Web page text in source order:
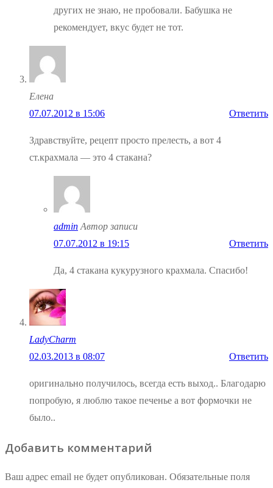
других не знаю, не пробовали. Бабушка не
рекомендует, вкус будет не тот.
Елена
07.07.2012 в 15:06
Ответить
Здравствуйте, рецепт просто прелесть, а вот 4
ст.крахмала — это 4 стакана?
admin Автор записи
07.07.2012 в 19:15
Ответить
Да, 4 стакана кукурузного крахмала. Спасибо!
LadyCharm
02.03.2013 в 08:07
Ответить
оригинально получилось, всегда есть выход.. Благодарю
попробую, я люблю такое печенье а вот формочки не
было..
Добавить комментарий
Ваш адрес email не будет опубликован. Обязательные поля